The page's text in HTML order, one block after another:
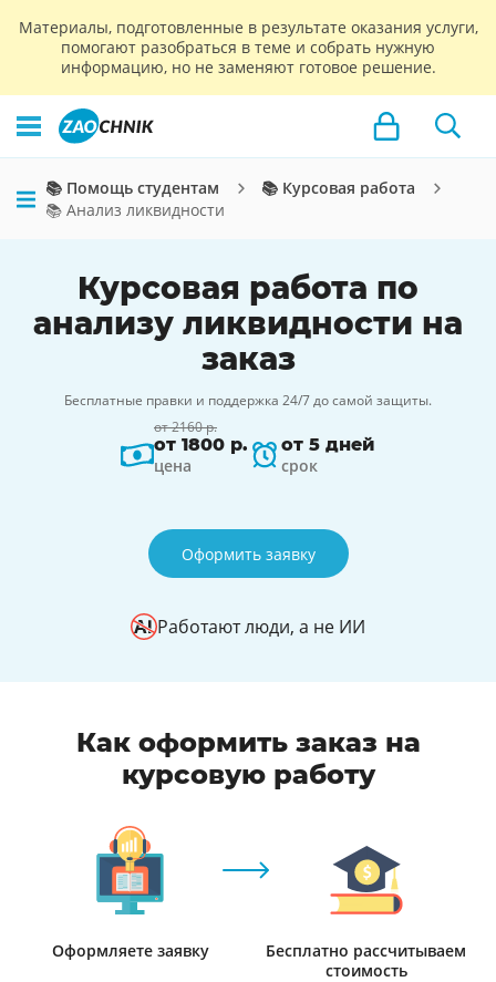
Материалы, подготовленные в результате оказания услуги,
помогают разобраться в теме и собрать нужную
информацию, но не заменяют готовое решение.
📚 Помощь студентам
📚 Курсовая работа
📚 Анализ ликвидности
Курсовая работа по
анализу ликвидности на
заказ
Бесплатные правки и поддержка 24/7 до самой защиты.
от 2160 р.
от 1800 р.
цена
от 5 дней
срок
Оформить заявку
Работают люди, а не ИИ
Как оформить заказ на
курсовую работу
Оформляете заявку
Бесплатно рассчитываем
стоимость